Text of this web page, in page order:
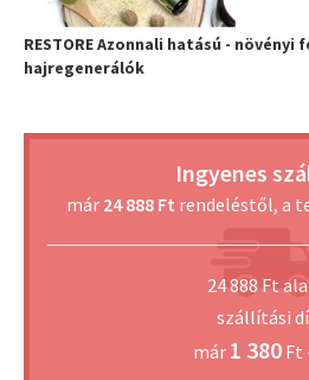
RESTORE Azonnali hatású -
hajregenerálók
Ingyenes
már 24 888 Ft rendeléstől, a
24 888 Ft
szállítási
már 1 380Ft